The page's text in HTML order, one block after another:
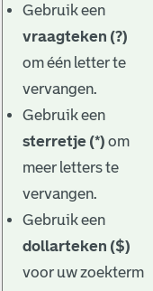
Gebruik een
vraagteken (?)
om één letter te
vervangen.
Gebruik een
sterretje (*) om
meer letters te
vervangen.
Gebruik een
dollarteken ($)
voor uw zoekterm